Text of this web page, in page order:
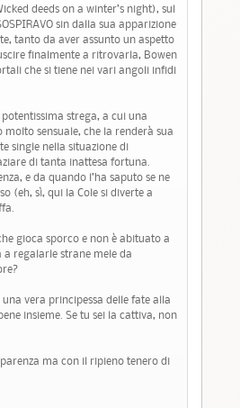
deeds on a winter’s night), sul
sin dalla sua apparizione
tanto da aver assunto un aspetto
finalmente a ritrovarla, Bowen
che si tiene nei vari angoli infidi
strega, a cui una
sensuale, che la renderà sua
single nella situazione di
di tanta inattesa fortuna.
e da quando l’ha saputo se ne
(eh, sì, qui la Cole si diverte a
gioca sporco e non è abituato a
regalarle strane mele da
vera principessa delle fate alla
insieme. Se tu sei la cattiva, non
ma con il ripieno tenero di